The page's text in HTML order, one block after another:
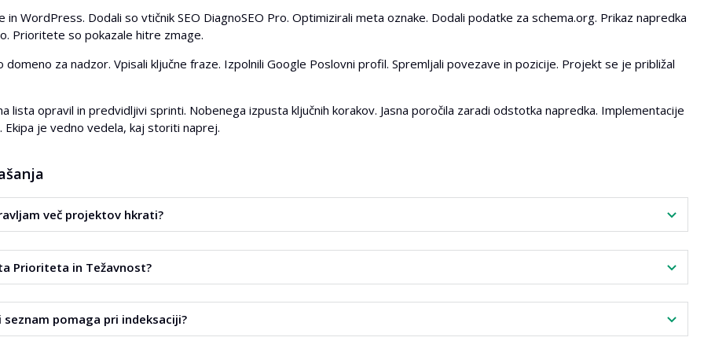
in WordPress. Dodali so vtičnik SEO DiagnoSEO Pro. Optimizirali meta oznake. Dodali podatke za schema.org. Prikaz napredka
Prioritete so pokazale hitre zmage.
domeno za nadzor. Vpisali ključne fraze. Izpolnili Google Poslovni profil. Spremljali povezave in pozicije. Projekt se je približal
lista opravil in predvidljivi sprinti. Nobenega izpusta ključnih korakov. Jasna poročila zaradi odstotka napredka. Implementacije
Ekipa je vedno vedela, kaj storiti naprej.
več projektov hkrati?
število projektov. Vsak ima svoj napredek in seznam nalog.
Prioriteta in Težavnost?
in ocenjujte učinek dela. Polja nakazujejo pomembnost in zahtevnost implementacije določene točke seznama.
pomaga pri indeksaciji?